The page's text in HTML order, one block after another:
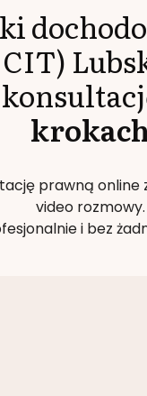
CIT)
prawną
video rozmowy.
i bez